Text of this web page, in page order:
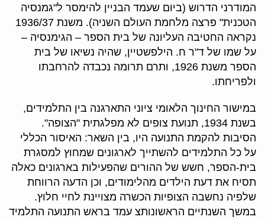
המודרני הדרוש (ביום שעמד הבניין להימסר ל"גמנסיה
הטכנית" פרצה מלחמת העולם השניה). משנת 1936/37
נקראה החטיבה העליונה של בית הספר – הגימנסיה –
על שמו של ד"ר ח. הילפשטיין, שהיה נשיאו של בית
הספר משנת 1926, ותרם תרומה נכבדה להרחבתו
ולפריחתו.
במישור החינוך הלאומי ציוני התארגנה בין התלמידים,
בשנת 1934, תנועת צופים לא מפלגתית "הצופה".
הסיבות להקמת התנועה היו, בין השאר: האיסור הכללי
על כל התלמידים להשתייך לארגונים שמחוץ למסגרת
בית-הספר, חשש של ההורים שהפעילות בארגונים כאלה
תסיח את דעת הילדים מהלימודים, וכן הדעה הרווחת
שלפיה נחשבה הצופיות הכשרה מצויינת לחיי חלוץ.
במשך השנתיים הראשונותצ עמד בראש התנועה התלמיד